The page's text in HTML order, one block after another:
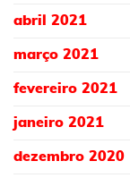
abril 2021
março 2021
fevereiro 2021
janeiro 2021
dezembro 2020